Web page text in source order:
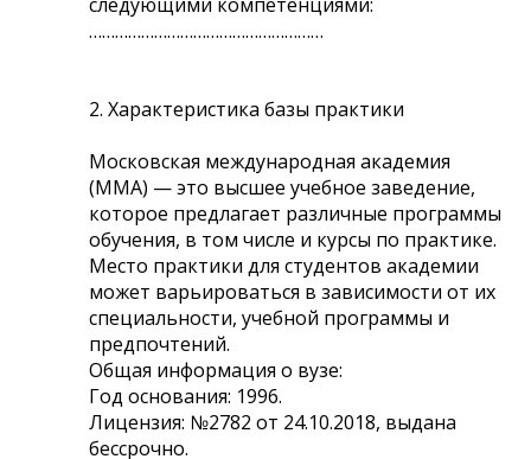
………………………………………………
2. Характеристика базы практики
Московская международная академия
(ММА) — это высшее учебное заведение,
которое предлагает различные программы
обучения, в том числе и курсы по практике.
Место практики для студентов академии
может варьироваться в зависимости от их
специальности, учебной программы и
предпочтений.
Общая информация о вузе:
Год основания: 1996.
Лицензия: №2782 от 24.10.2018, выдана
бессрочно.